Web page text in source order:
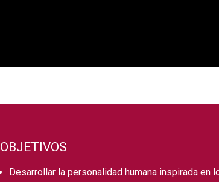
OBJETIVOS
Desarrollar la personalidad humana inspirada en